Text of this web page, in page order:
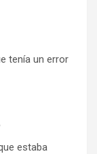
tenía un error
estaba